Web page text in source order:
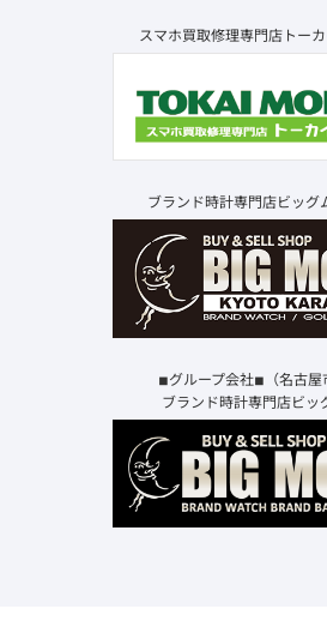
スマホ買取修理専門店トー
ブランド時計専門店ビッグ
◾︎グループ会社◾︎（名古屋
ブランド時計専門店ビッ